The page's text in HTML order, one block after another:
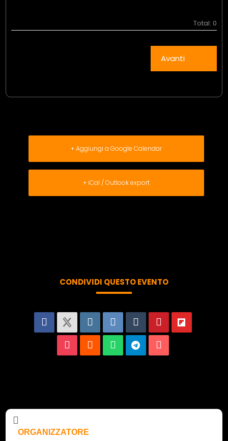
Total: 0
Avanti
+ Aggiungi a Google Calendar
+ iCal / Outlook export
CONDIVIDI QUESTO EVENTO
ORGANIZZATORE